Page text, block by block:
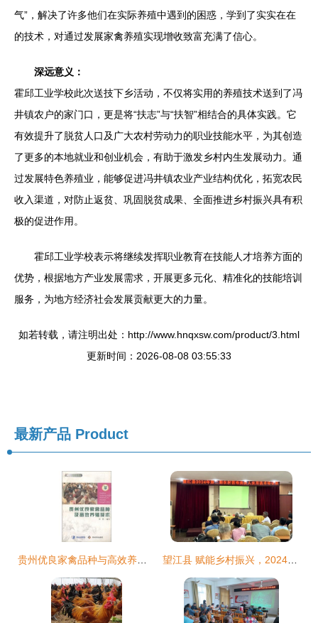
气”，解决了许多他们在实际养殖中遇到的困惑，学到了实实在在
的技术，对通过发展家禽养殖实现增收致富充满了信心。
深远意义：
霍邱工业学校此次送技下乡活动，不仅将实用的养殖技术送到了冯
井镇农户的家门口，更是将“扶志”与“扶智”相结合的具体实践。它
有效提升了脱贫人口及广大农村劳动力的职业技能水平，为其创造
了更多的本地就业和创业机会，有助于激发乡村内生发展动力。通
过发展特色养殖业，能够促进冯井镇农业产业结构优化，拓宽农民
收入渠道，对防止返贫、巩固脱贫成果、全面推进乡村振兴具有积
极的促进作用。
霍邱工业学校表示将继续发挥职业教育在技能人才培养方面的
优势，根据地方产业发展需求，开展更多元化、精准化的技能培训
服务，为地方经济社会发展贡献更大的力量。
如若转载，请注明出处：http://www.hnqxsw.com/product/3.html
更新时间：2026-08-08 03:55:33
最新产品 Product